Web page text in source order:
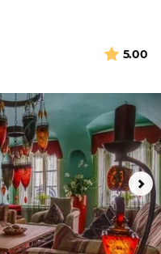
5.00